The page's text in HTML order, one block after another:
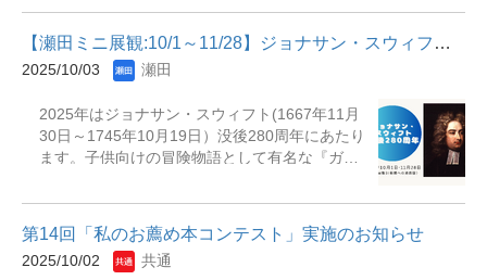
談〕＜講演順＞ ・新田光子先生（龍谷大学名誉
教授、元図書館長） 「龍谷大...
学 : 宇宙移住のための3つのコアコンセプト』
『宇宙飛行士になるには』
て、12冊の紹介をしています。（絵本は閉架書
庫にもたくさん所蔵されています） みなさん
も、ぜひ絵本を手に取って楽しんでみてくださ
い。開催期間：2025年10月6日（月）～2026年
館 地下2階大テーブル＜主な展示資料＞『100
かいだてのいえ』岩井俊雄（いわい・とし
お）、偕成社、2008年『もっとおおきな たい
音館書店、2009年『ぐりとぐら : てんじつきさ
わるえほん』中川李枝子 作、大村百合子
絵、福音館書店、2013年『アライバル』ショー
ン・タン、河出書房新社、2011年
【瀬田ミニ展観:10/1～11/28】ジョナサン・スウィフト没後280周年
2025/10/03 瀬田
2025年はジョナサン・スウィフト(1667年11月
30日～1745年10月19日）没後280周年にあたり
ます。子供向けの冒険物語として有名な『ガリ
とりながら、政治、科学、宗教、人間性への痛
烈な批判を展開し奇想天外な世界を通じて、当
時の社会の矛盾を浮き彫りにし、当時のイギリ
スの党派争いや宗教対立の風刺が描かれた風刺
第14回「私のお薦め本コンテスト」実施のお知らせ
2025/10/02 共通